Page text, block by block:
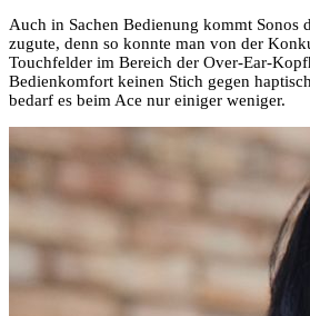
Auch in Sachen Bedienung kommt Sonos
zugute, denn so konnte man von der
Touchfelder im Bereich der Over-Ear-
Bedienkomfort keinen Stich gegen
bedarf es beim Ace nur einiger weniger.